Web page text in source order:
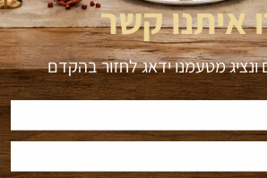
איתנו קשר
ונציג מטעמנו ידאג לחזור בהקדם